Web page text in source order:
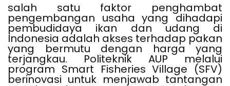
salah satu faktor penghambat
pengembangan usaha yang dihadapi
pembudidaya ikan dan udang di
Indonesia adalah akses terhadap pakan
yang bermutu dengan harga yang
terjangkau. Politeknik AUP melalui
program Smart Fisheries Village (SFV)
berinovasi untuk menjawab tantangan